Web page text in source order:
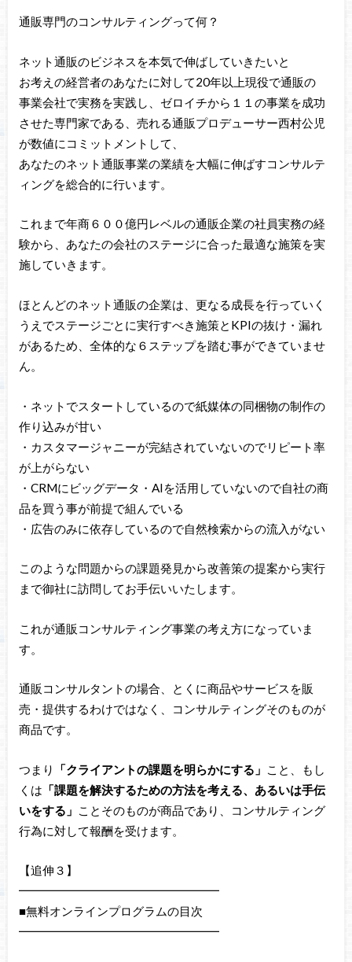
通販専門のコンサルティングって何？
ネット通販のビジネスを本気で伸ばしていきたいと
お考えの経営者のあなたに対して20年以上現役で通販の
事業会社で実務を実践し、ゼロイチから１１の事業を成功
させた専門家である、売れる通販プロデューサー西村公児
が数値にコミットメントして、
あなたのネット通販事業の業績を大幅に伸ばすコンサルテ
ィングを総合的に行います。
これまで年商６００億円レベルの通販企業の社員実務の経
験から、あなたの会社のステージに合った最適な施策を実
施していきます。
ほとんどのネット通販の企業は、更なる成長を行っていく
うえでステージごとに実行すべき施策とKPIの抜け・漏れ
があるため、全体的な６ステップを踏む事ができていませ
ん。
・ネットでスタートしているので紙媒体の同梱物の制作の
作り込みが甘い
・カスタマージャニーが完結されていないのでリピート率
が上がらない
・CRMにビッグデータ・AIを活用していないので自社の商
品を買う事が前提で組んでいる
・広告のみに依存しているので自然検索からの流入がない
このような問題からの課題発見から改善策の提案から実行
まで御社に訪問してお手伝いいたします。
これが通販コンサルティング事業の考え方になっていま
す。
通販コンサルタントの場合、とくに商品やサービスを販
売・提供するわけではなく、コンサルティングそのものが
商品です。
つまり 「クライアントの課題を明らかにする」 こと、もし
くは 「課題を解決するための方法を考える、あるいは手伝
いをする」 ことそのものが商品であり、コンサルティング
行為に対して報酬を受けます。
【追伸３】
━━━━━━━━━━━━━━━━━
■無料オンラインプログラムの目次
━━━━━━━━━━━━━━━━━